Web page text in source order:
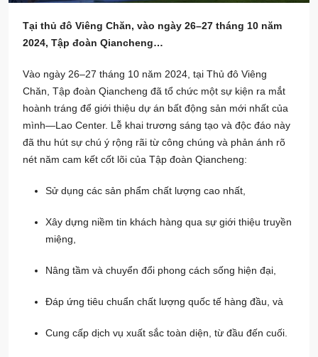
Tại thủ đô Viêng Chăn, vào ngày 26–27 tháng 10 năm
2024, Tập đoàn Qiancheng…
Vào ngày 26–27 tháng 10 năm 2024, tại Thủ đô Viêng
Chăn, Tập đoàn Qiancheng đã tổ chức một sự kiện ra mắt
hoành tráng để giới thiệu dự án bất động sản mới nhất của
mình—Lao Center. Lễ khai trương sáng tạo và độc đáo này
đã thu hút sự chú ý rộng rãi từ công chúng và phản ánh rõ
nét năm cam kết cốt lõi của Tập đoàn Qiancheng:
Sử dụng các sản phẩm chất lượng cao nhất,
Xây dựng niềm tin khách hàng qua sự giới thiệu truyền
miệng,
Nâng tầm và chuyển đổi phong cách sống hiện đại,
Đáp ứng tiêu chuẩn chất lượng quốc tế hàng đầu, và
Cung cấp dịch vụ xuất sắc toàn diện, từ đầu đến cuối.